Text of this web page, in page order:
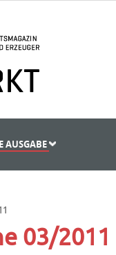
AUSGABE
03/2011